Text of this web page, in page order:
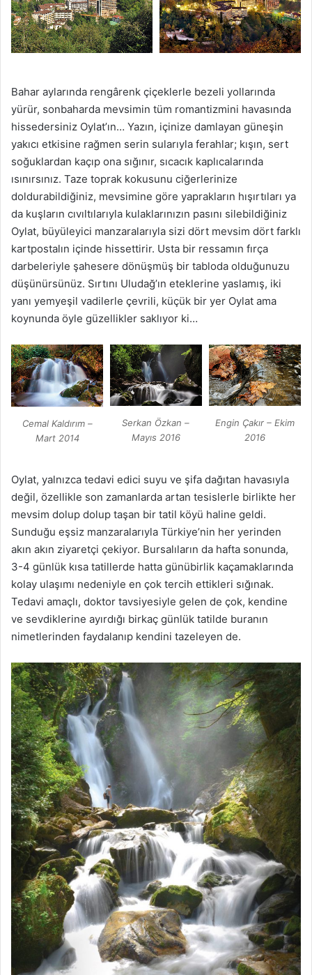
Bahar aylarında rengârenk çiçeklerle bezeli yollarında
yürür, sonbaharda mevsimin tüm romantizmini havasında
hissedersiniz Oylat’ın… Yazın, içinize damlayan güneşin
yakıcı etkisine rağmen serin sularıyla ferahlar; kışın, sert
soğuklardan kaçıp ona sığınır, sıcacık kaplıcalarında
ısınırsınız. Taze toprak kokusunu ciğerlerinize
doldurabildiğiniz, mevsimine göre yaprakların hışırtıları ya
da kuşların cıvıltılarıyla kulaklarınızın pasını silebildiğiniz
Oylat, büyüleyici manzaralarıyla sizi dört mevsim dört farklı
kartpostalın içinde hissettirir. Usta bir ressamın fırça
darbeleriyle şahesere dönüşmüş bir tabloda olduğunuzu
düşünürsünüz. Sırtını Uludağ’ın eteklerine yaslamış, iki
yanı yemyeşil vadilerle çevrili, küçük bir yer Oylat ama
koynunda öyle güzellikler saklıyor ki…
Cemal Kaldırım –
Mart 2014
Serkan Özkan –
Mayıs 2016
Engin Çakır – Ekim
2016
Oylat, yalnızca tedavi edici suyu ve şifa dağıtan havasıyla
değil, özellikle son zamanlarda artan tesislerle birlikte her
mevsim dolup dolup taşan bir tatil köyü haline geldi.
Sunduğu eşsiz manzaralarıyla Türkiye’nin her yerinden
akın akın ziyaretçi çekiyor. Bursalıların da hafta sonunda,
3-4 günlük kısa tatillerde hatta günübirlik kaçamaklarında
kolay ulaşımı nedeniyle en çok tercih ettikleri sığınak.
Tedavi amaçlı, doktor tavsiyesiyle gelen de çok, kendine
ve sevdiklerine ayırdığı birkaç günlük tatilde buranın
nimetlerinden faydalanıp kendini tazeleyen de.